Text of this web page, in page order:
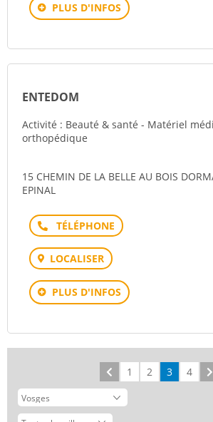
PLUS D'INFOS
ENTEDOM
Activité : Beauté & santé - Matériel
orthopédique
15 CHEMIN DE LA BELLE AU BOIS
EPINAL
Téléphone
LOCALISER
PLUS D'INFOS
Précédent
1 2 3 4